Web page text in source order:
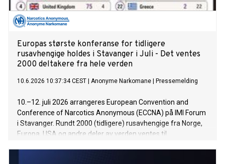
Europas største konferanse for tidligere
rusavhengige holdes i Stavanger i Juli - Det ventes
2000 deltakere fra hele verden
10.6.2026 10:37:34 CEST Anonyme Narkomane Pressemelding
10.–12. juli 2026 arrangeres European Convention and
Conference of Narcotics Anonymous (ECCNA) på IMI Forum
i Stavanger. Rundt 2000 (tidligere) rusavhengige fra Norge,
Europa, USA og andre deler av verden ventes til